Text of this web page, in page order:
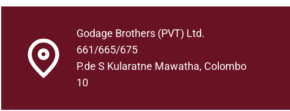
Godage Brothers (PVT) Ltd.
661/665/675
P.de S Kularatne Mawatha, Colombo
10